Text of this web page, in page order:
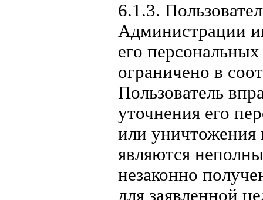
6.1.3.
Администрации
его
ограничено в
Пользователь
уточнения его
или уничтожения
являются
незаконно
для заявленной